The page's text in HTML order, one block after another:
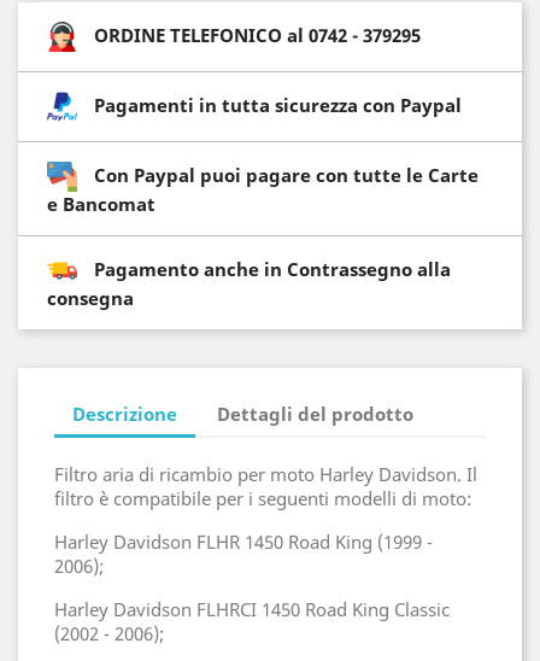
ORDINE TELEFONICO al 0742 - 379295
Pagamenti in tutta sicurezza con Paypal
Con Paypal puoi pagare con tutte le Carte
e Bancomat
Pagamento anche in Contrassegno alla
consegna
Descrizione Dettagli del prodotto
Filtro aria di ricambio per moto Harley Davidson. Il
filtro è compatibile per i seguenti modelli di moto:
Harley Davidson FLHR 1450 Road King (1999 -
2006);
Harley Davidson FLHRCI 1450 Road King Classic
(2002 - 2006);